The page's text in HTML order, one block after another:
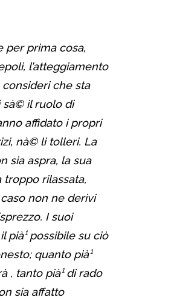
per prima cosa,
l’atteggiamento
che sta
sà© il ruolo di
affidato i propri
nà© li tolleri. La
sia aspra, la sua
rilassata,
non ne derivi
I suoi
pià¹ possibile su ciò
quanto pià¹
, tanto pià¹ di rado
sia affatto